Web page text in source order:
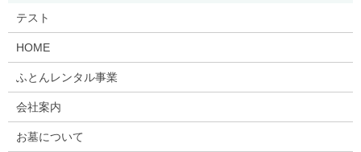
テスト
HOME
ふとんレンタル事業
会社案内
お墓について